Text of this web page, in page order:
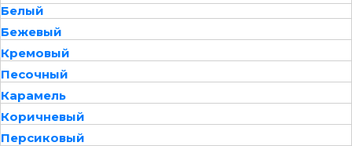
Белый
Бежевый
Кремовый
Песочный
Карамель
Коричневый
Персиковый